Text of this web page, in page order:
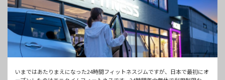
いまではあたりまえになった24時間フィットネスジムですが、日本で最初にオ